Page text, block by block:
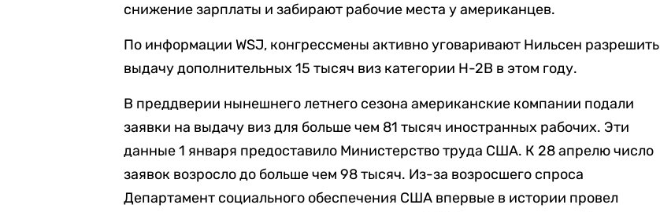
снижение зарплаты и забирают рабочие места у американцев.
По информации WSJ, конгрессмены активно уговаривают Нильсен разрешить
выдачу дополнительных 15 тысяч виз категории H-2B в этом году.
В преддверии нынешнего летнего сезона американские компании подали
заявки на выдачу виз для больше чем 81 тысяч иностранных рабочих. Эти
данные 1 января предоставило Министерство труда США. К 28 апрелю число
заявок возросло до больше чем 98 тысяч. Из-за возросшего спроса
Департамент социального обеспечения США впервые в истории провел